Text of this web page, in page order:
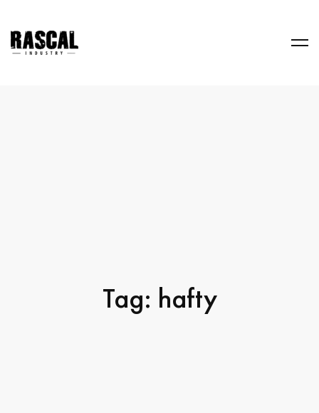
Tag: hafty